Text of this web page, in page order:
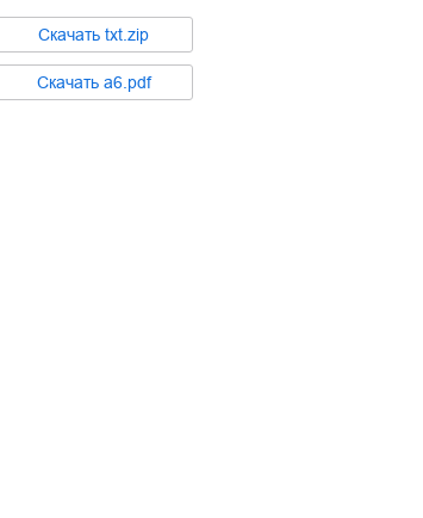
Cкачать txt.zip
Cкачать a6.pdf